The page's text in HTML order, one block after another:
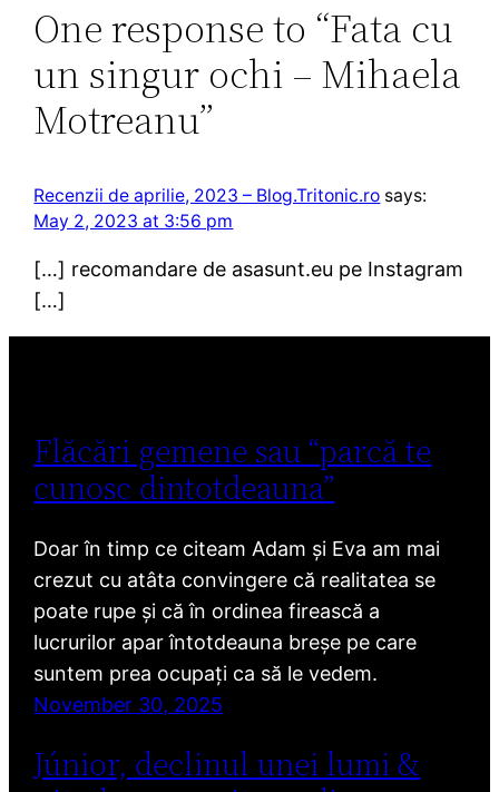
One response to “Fata cu
un singur ochi – Mihaela
Motreanu”
Recenzii de aprilie, 2023 – Blog.Tritonic.ro says:
May 2, 2023 at 3:56 pm
[…] recomandare de asasunt.eu pe Instagram
[…]
Flăcări gemene sau “parcă te
cunosc dintotdeauna”
Doar în timp ce citeam Adam și Eva am mai
crezut cu atâta convingere că realitatea se
poate rupe și că în ordinea firească a
lucrurilor apar întotdeauna breșe pe care
suntem prea ocupați ca să le vedem.
November 30, 2025
Júnior, declinul unei lumi &